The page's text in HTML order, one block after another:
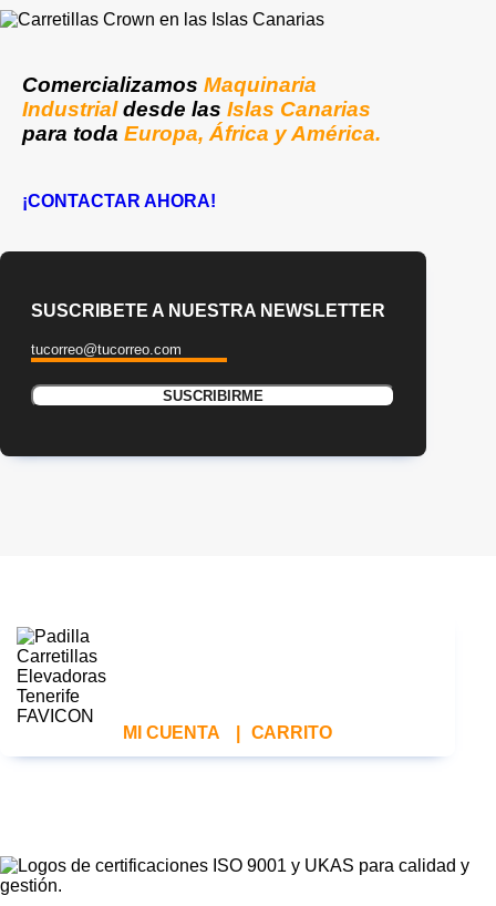
Comercializamos Maquinaria
Industrialdesde las Islas Canarias
para toda Europa, África y América.
¡CONTACTAR AHORA!
SUSCRIBETE A NUESTRA NEWSLETTER
MI CUENTA CARRITO